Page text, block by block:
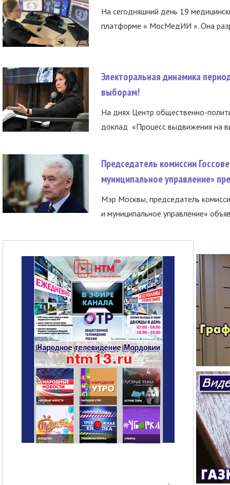
На сегодняшний день 19
платформе « МосМедИИ ». Она
Электоральная динамика
выборам!
На днях Центр общественно-
доклад «Процесс выдвижения на
Председатель комиссии
муниципальное управление»
Мэр Москвы, председатель
и муниципальное управление»